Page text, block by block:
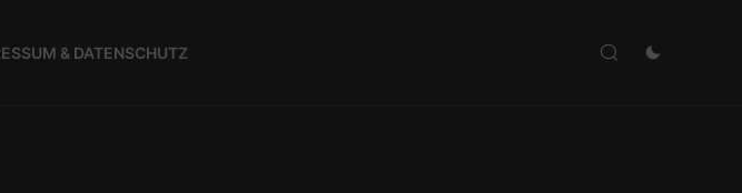
& DATENSCHUTZ